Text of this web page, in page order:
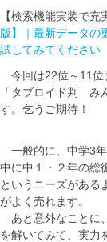
【検索機能実装で充
版】｜最新データ
試してみてください
今回は22位～11位
「タブロイド判 み
す。乞うご期待！
一般的に、中学3
中に中１・２年の総
というニーズがある
がよく売れます。
あと意外なことに
を解いてみて、実力